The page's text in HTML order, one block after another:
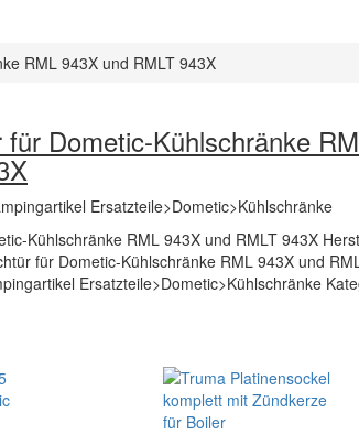
RML 943X und RMLT 943X
Dometic-Kühlschränke
Ersatzteile>Dometic>Kühlschränke
Kühlschränke RML 943X und RMLT 943X
für Dometic-Kühlschränke RML 943X und
Ersatzteile>Dometic>Kühlschränke